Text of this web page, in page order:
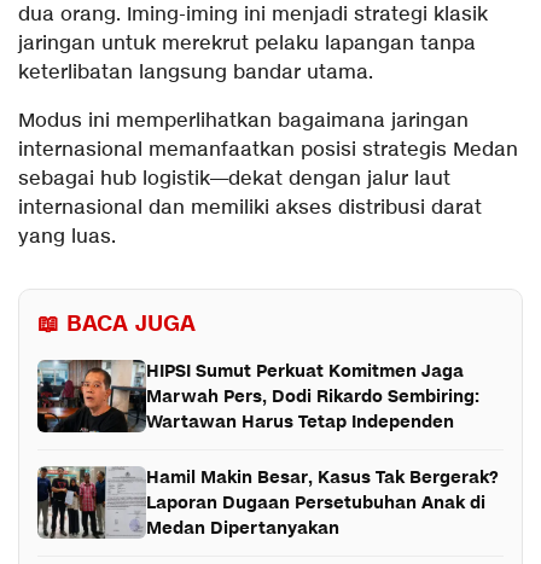
dua orang. Iming-iming ini menjadi strategi klasik
jaringan untuk merekrut pelaku lapangan tanpa
keterlibatan langsung bandar utama.
Modus ini memperlihatkan bagaimana jaringan
internasional memanfaatkan posisi strategis Medan
sebagai hub logistik—dekat dengan jalur laut
internasional dan memiliki akses distribusi darat
yang luas.
📖 BACA JUGA
HIPSI Sumut Perkuat Komitmen Jaga
Marwah Pers, Dodi Rikardo Sembiring:
Wartawan Harus Tetap Independen
Hamil Makin Besar, Kasus Tak Bergerak?
Laporan Dugaan Persetubuhan Anak di
Medan Dipertanyakan